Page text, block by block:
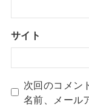
サイト
次回のコメン
名前、メール